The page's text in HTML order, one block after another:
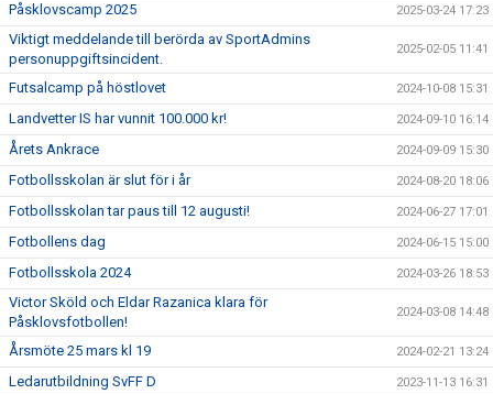
Påsklovscamp 2025 2025-03-24 17:23
Viktigt meddelande till berörda av SportAdmins
personuppgiftsincident.
2025-02-05 11:41
Futsalcamp på höstlovet 2024-10-08 15:31
Landvetter IS har vunnit 100.000 kr! 2024-09-10 16:14
Årets Ankrace 2024-09-09 15:30
Fotbollsskolan är slut för i år 2024-08-20 18:06
Fotbollsskolan tar paus till 12 augusti! 2024-06-27 17:01
Fotbollens dag 2024-06-15 15:00
Fotbollsskola 2024 2024-03-26 18:53
Victor Sköld och Eldar Razanica klara för
Påsklovsfotbollen!
2024-03-08 14:48
Årsmöte 25 mars kl 19 2024-02-21 13:24
Ledarutbildning SvFF D 2023-11-13 16:31